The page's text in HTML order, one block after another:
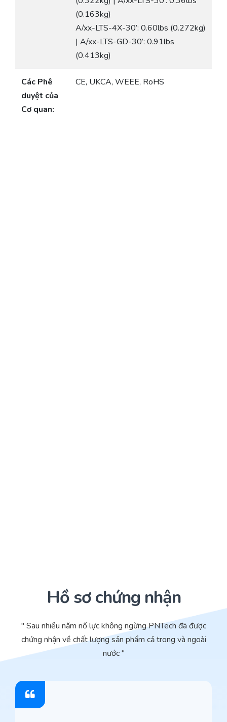
(0.163kg)
A/xx-LTS-4X-30’: 0.60lbs (0.272kg)
| A/xx-LTS-GD-30’: 0.91lbs
(0.413kg)
Các Phê
duyệt của
Cơ quan:
CE, UKCA, WEEE, RoHS
Hồ sơ chứng nhận
" Sau nhiều năm nổ lực không ngừng PNTech đã được
chứng nhận về chất lượng sản phẩm cả trong và ngoài
nước "